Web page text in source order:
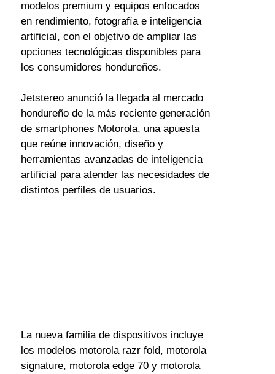
modelos premium y equipos enfocados
en rendimiento, fotografía e inteligencia
artificial, con el objetivo de ampliar las
opciones tecnológicas disponibles para
los consumidores hondureños.
Jetstereo anunció la llegada al mercado
hondureño de la más reciente generación
de smartphones Motorola, una apuesta
que reúne innovación, diseño y
herramientas avanzadas de inteligencia
artificial para atender las necesidades de
distintos perfiles de usuarios.
La nueva familia de dispositivos incluye
los modelos motorola razr fold, motorola
signature, motorola edge 70 y motorola